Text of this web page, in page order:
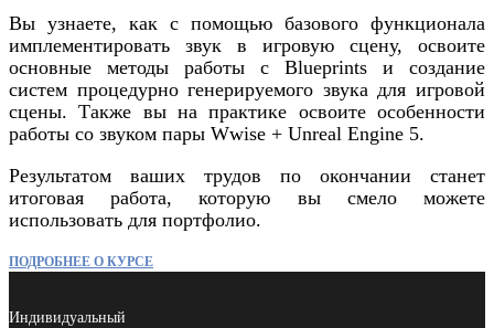
Вы узнаете, как c помощью базового функционала
имплементировать звук в игровую сцену, освоите
основные методы работы с Blueprints и создание
систем процедурно генерируемого звука для игровой
сцены. Также вы на практике освоите особенности
работы со звуком пары Wwise + Unreal Engine 5.
Результатом ваших трудов по окончании станет
итоговая работа, которую вы смело можете
использовать для портфолио.
ПОДРОБНЕЕ О КУРСЕ
Индивидуальный